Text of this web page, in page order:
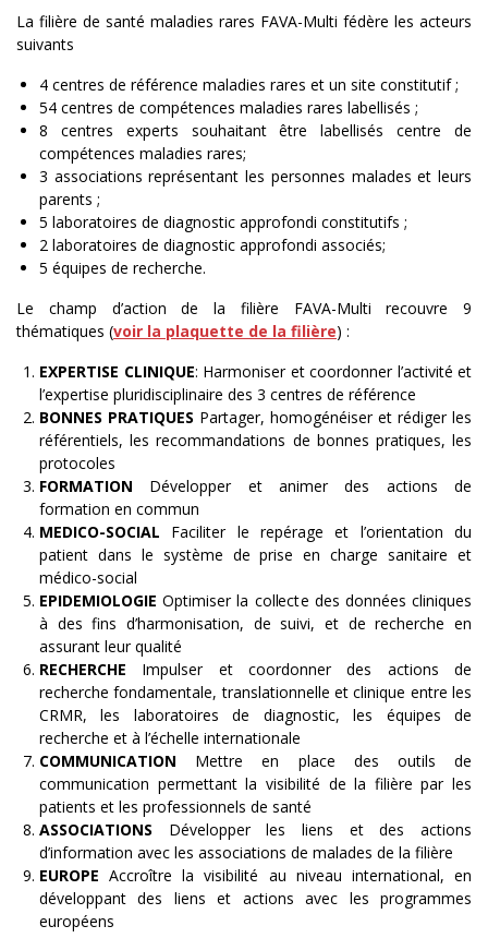
La filière de santé maladies rares FAVA-Multi fédère les acteurs
suivants
4 centres de référence maladies rares et un site constitutif ;
54 centres de compétences maladies rares labellisés ;
8 centres experts souhaitant être labellisés centre de
compétences maladies rares;
3 associations représentant les personnes malades et leurs
parents ;
5 laboratoires de diagnostic approfondi constitutifs ;
2 laboratoires de diagnostic approfondi associés;
5 équipes de recherche.
Le champ d’action de la filière FAVA-Multi recouvre 9
thématiques (voir la plaquette de la filière) :
EXPERTISE CLINIQUE: Harmoniser et coordonner l’activité et
l’expertise pluridisciplinaire des 3 centres de référence
BONNES PRATIQUES Partager, homogénéiser et rédiger les
référentiels, les recommandations de bonnes pratiques, les
protocoles
FORMATION Développer et animer des actions de
formation en commun
MEDICO-SOCIAL Faciliter le repérage et l’orientation du
patient dans le système de prise en charge sanitaire et
médico-social
EPIDEMIOLOGIE Optimiser la collecte des données cliniques
à des fins d’harmonisation, de suivi, et de recherche en
assurant leur qualité
RECHERCHE Impulser et coordonner des actions de
recherche fondamentale, translationnelle et clinique entre les
CRMR, les laboratoires de diagnostic, les équipes de
recherche et à l’échelle internationale
COMMUNICATION Mettre en place des outils de
communication permettant la visibilité de la filière par les
patients et les professionnels de santé
ASSOCIATIONS Développer les liens et des actions
d’information avec les associations de malades de la filière
EUROPE Accroître la visibilité au niveau international, en
développant des liens et actions avec les programmes
européens